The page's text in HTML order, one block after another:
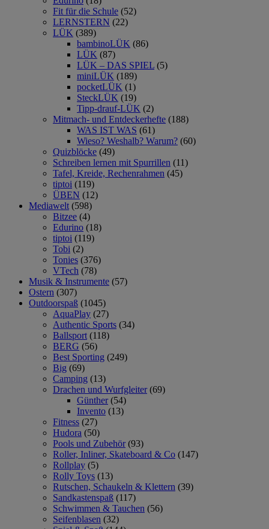
Fit für die Schule (52)
LERNSTERN (22)
LÜK (389)
bambinoLÜK (86)
LÜK (87)
LÜK – DAS SPIEL (5)
miniLÜK (189)
pocketLÜK (1)
SteckLÜK (19)
Tipp-drauf-LÜK (2)
Mitmach- und Entdeckerhefte (188)
WAS IST WAS (61)
Wieso? Weshalb? Warum? (60)
Quizblöcke (49)
Schreiben lernen mit Spurrillen (11)
Tafel, Kreide, Rechenrahmen (45)
tiptoi (119)
ÜBEN (12)
Mediawelt (598)
Bitzee (4)
Edurino (18)
tiptoi (119)
Tobi (2)
Tonies (376)
VTech (78)
Musik & Instrumente (57)
Ostern (307)
Outdoorspaß (1045)
AquaPlay (27)
Authentic Sports (34)
Ballsport (118)
BERG (56)
Best Sporting (249)
Big (69)
Camping (13)
Drachen und Wurfgleiter (69)
Günther (54)
Invento (13)
Fitness (27)
Hudora (50)
Pools und Zubehör (93)
Roller, Inliner, Skateboard & Co (147)
Rollplay (5)
Rolly Toys (13)
Rutschen, Schaukeln & Klettern (39)
Sandkastenspaß (117)
Schwimmen & Tauchen (56)
Seifenblasen (32)